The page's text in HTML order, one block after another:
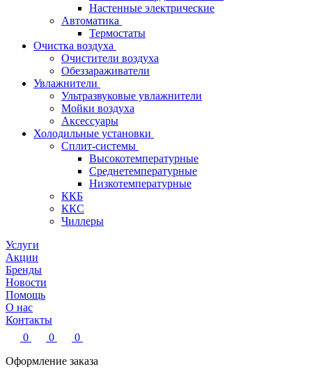
Настенные электрические
Автоматика
Термостаты
Очистка воздуха
Очистители воздуха
Обеззараживатели
Увлажнители
Ультразвуковые увлажнители
Мойки воздуха
Аксессуары
Холодильные установки
Сплит-системы
Высокотемпературные
Среднетемпературные
Низкотемпературные
ККБ
ККС
Чиллеры
Услуги
Акции
Бренды
Новости
Помощь
О нас
Контакты
0
0
0
Оформление заказа